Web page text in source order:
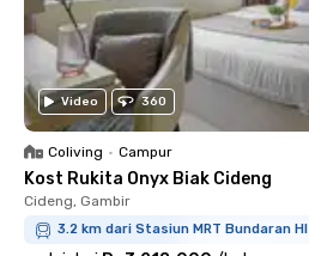
Video 360
Coliving • Campur
Kost Rukita Onyx Biak Cideng
Cideng, Gambir
3.2 km dari Stasiun MRT Bundaran HI